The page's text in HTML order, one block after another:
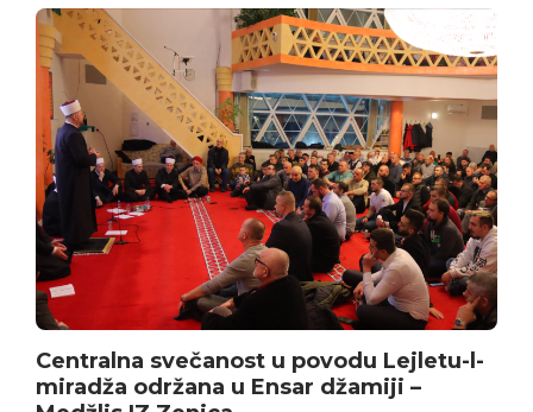
Centralna svečanost u povodu Lejletu-l-
miradža održana u Ensar džamiji –